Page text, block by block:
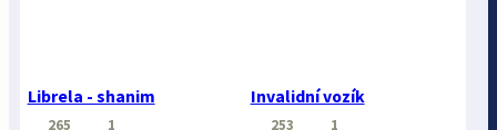
Librela - shanim
265 1
Invalidní vozík
253 1